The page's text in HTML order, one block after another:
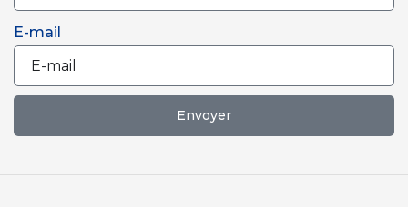
E-mail
Envoyer